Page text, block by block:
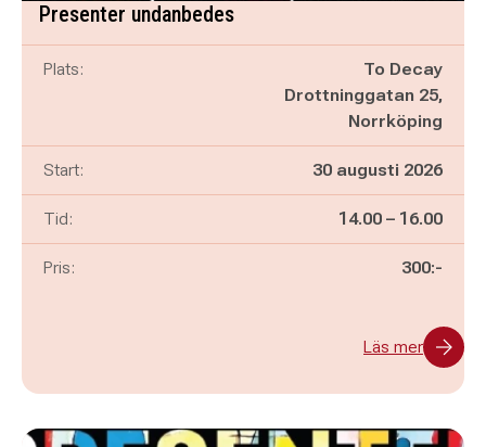
Presenter undanbedes
Plats:
To Decay
Drottninggatan 25,
Norrköping
Start: 30 augusti 2026
Tid: Pågår mellan
14.00 – och
16.00
Pris: 300:-
Läs mer